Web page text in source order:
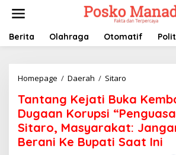
Berita Olahraga Otomatif
Homepage / Daerah / Sitaro
Buka
Kembali
Kasus
Dugaan
Korupsi
Tantang Kejati Buka
Dugaan Korupsi
Sitaro, Masyarakat:
Berani Ke Bupati Saat Ini